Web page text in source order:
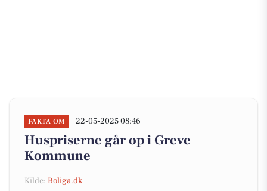
FAKTA OM 22-05-2025 08:46
Huspriserne går op i Greve
Kommune
Kilde: Boliga.dk